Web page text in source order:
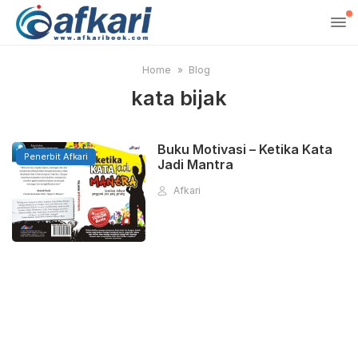
Home Blog
kata bijak
Penerbit Afkari
Buku Motivasi – Ketika Kata
Jadi Mantra
Afkari